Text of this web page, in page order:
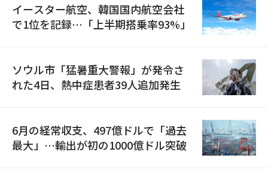
イースター航空、韓国国内航空会社
で1位を記録…「上半期搭乗率93%」
ソウル市「猛暑重大警報」が発令さ
れた4日、熱中症患者39人追加発生
6月の経常収支、497億ドルで「過去
最大」…輸出が初の1000億ドル突破